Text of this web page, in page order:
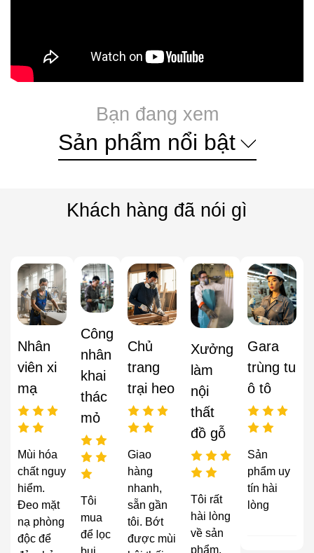
Bạn đang xem
Sản phẩm nổi bật
Khách hàng đã nói gì
Nhân
viên xi
mạ
Mùi hóa
chất nguy
hiểm.
Đeo mặt
nạ phòng
độc để
Công
nhân
khai
thác
mỏ
Tôi
mua
để lọc
Chủ
trang
trại heo
Giao
hàng
nhanh,
sẵn gần
tôi. Bớt
được mùi
Xưởng
làm
nội
thất
đồ gỗ
Tôi rất
hài lòng
về sản
phẩm,
Gara
trùng tu
ô tô
Sản
phẩm uy
tín hài
lòng